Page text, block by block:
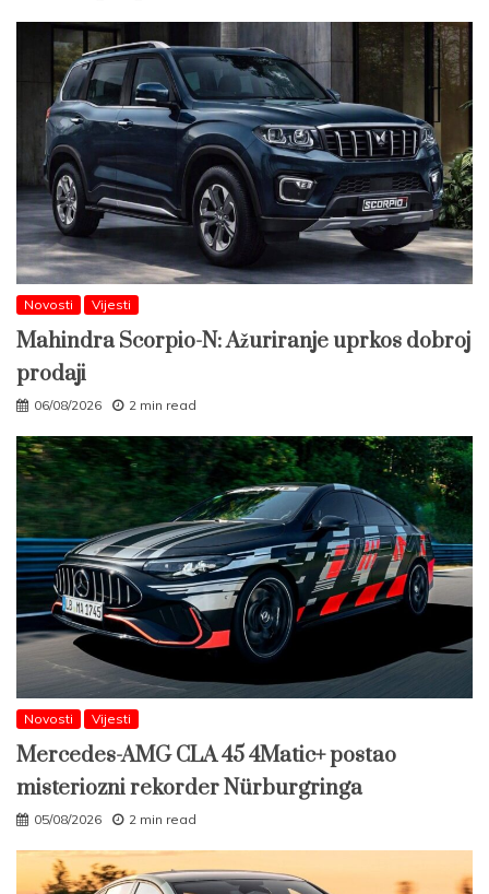
Novosti Vijesti
Mahindra Scorpio-N: Ažuriranje uprkos dobroj
prodaji
06/08/2026 2 min read
Novosti Vijesti
Mercedes-AMG CLA 45 4Matic+ postao
misteriozni rekorder Nürburgringa
05/08/2026 2 min read